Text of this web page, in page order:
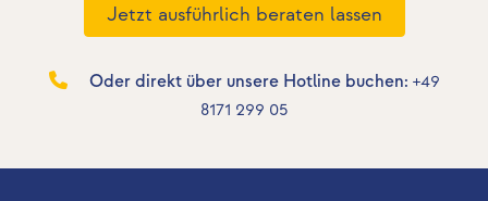
Jetzt ausführlich beraten lassen
Oder direkt über unsere Hotline buchen: +49
8171 299 05